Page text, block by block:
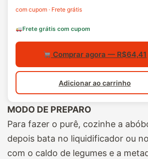
com cupom · Frete grátis
Frete grátis com cupom
Comprar agora — R$64,41
Adicionar ao carrinho
MODO DE PREPARO
Para fazer o purê, cozinhe a
depois bata no liquidificador ou
com o caldo de legumes e a